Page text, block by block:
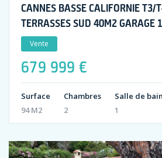
CANNES BASSE CALIFORNIE T3/
TERRASSES SUD 40M2 GARAGE
Vente
679 999 €
Surface
94 M2
Chambres
2
Salle de bain
1